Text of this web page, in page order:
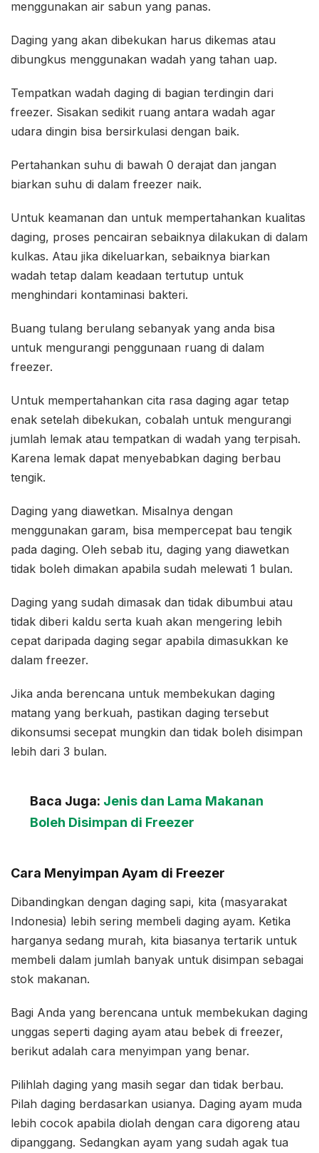
menggunakan air sabun yang panas.
Daging yang akan dibekukan harus dikemas atau
dibungkus menggunakan wadah yang tahan uap.
Tempatkan wadah daging di bagian terdingin dari
freezer. Sisakan sedikit ruang antara wadah agar
udara dingin bisa bersirkulasi dengan baik.
Pertahankan suhu di bawah 0 derajat dan jangan
biarkan suhu di dalam freezer naik.
Untuk keamanan dan untuk mempertahankan kualitas
daging, proses pencairan sebaiknya dilakukan di dalam
kulkas. Atau jika dikeluarkan, sebaiknya biarkan
wadah tetap dalam keadaan tertutup untuk
menghindari kontaminasi bakteri.
Buang tulang berulang sebanyak yang anda bisa
untuk mengurangi penggunaan ruang di dalam
freezer.
Untuk mempertahankan cita rasa daging agar tetap
enak setelah dibekukan, cobalah untuk mengurangi
jumlah lemak atau tempatkan di wadah yang terpisah.
Karena lemak dapat menyebabkan daging berbau
tengik.
Daging yang diawetkan. Misalnya dengan
menggunakan garam, bisa mempercepat bau tengik
pada daging. Oleh sebab itu, daging yang diawetkan
tidak boleh dimakan apabila sudah melewati 1 bulan.
Daging yang sudah dimasak dan tidak dibumbui atau
tidak diberi kaldu serta kuah akan mengering lebih
cepat daripada daging segar apabila dimasukkan ke
dalam freezer.
Jika anda berencana untuk membekukan daging
matang yang berkuah, pastikan daging tersebut
dikonsumsi secepat mungkin dan tidak boleh disimpan
lebih dari 3 bulan.
Baca Juga: Jenis dan Lama Makanan
Boleh Disimpan di Freezer
Cara Menyimpan Ayam di Freezer
Dibandingkan dengan daging sapi, kita (masyarakat
Indonesia) lebih sering membeli daging ayam. Ketika
harganya sedang murah, kita biasanya tertarik untuk
membeli dalam jumlah banyak untuk disimpan sebagai
stok makanan.
Bagi Anda yang berencana untuk membekukan daging
unggas seperti daging ayam atau bebek di freezer,
berikut adalah cara menyimpan yang benar.
Pilihlah daging yang masih segar dan tidak berbau.
Pilah daging berdasarkan usianya. Daging ayam muda
lebih cocok apabila diolah dengan cara digoreng atau
dipanggang. Sedangkan ayam yang sudah agak tua